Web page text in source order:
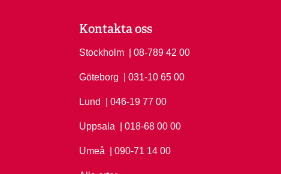
Kontakta oss
Stockholm Ring Stockholm på
| 08-789 42 00
Göteborg Ring Göteborg på
| 031-10 65 00
Lund Ring Lund på
| 046-19 77 00
Uppsala Ring Uppsala på
| 018-68 00 00
Umeå Ring Umeå på
| 090-71 14 00